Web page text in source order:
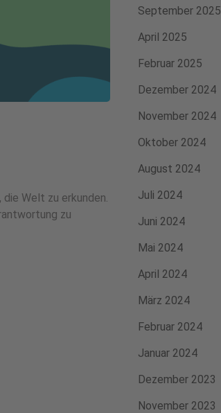
Welt zu erkunden.
zu
September 2025
April 2025
Februar 2025
Dezember 2024
November 2024
Oktober 2024
August 2024
Juli 2024
Juni 2024
Mai 2024
April 2024
März 2024
Februar 2024
Januar 2024
Dezember 2023
November 2023